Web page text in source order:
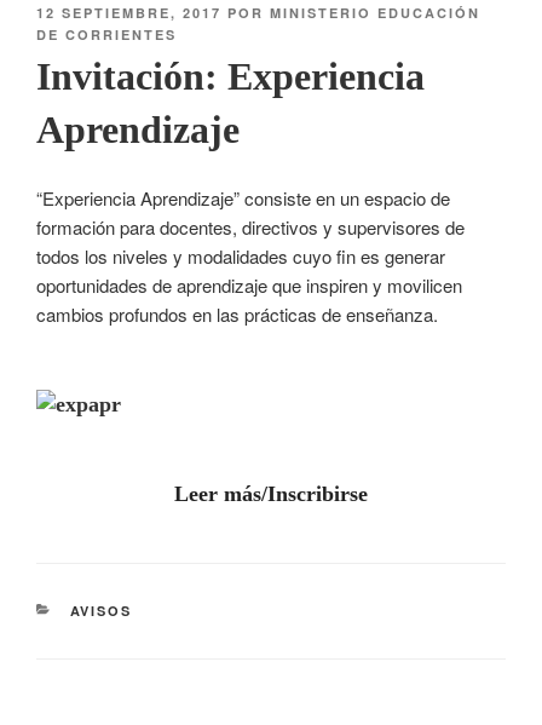
12 SEPTIEMBRE, 2017 POR MINISTERIO EDUCACIÓN
DE CORRIENTES
Invitación: Experiencia
Aprendizaje
“Experiencia Aprendizaje” consiste en un espacio de
formación para docentes, directivos y supervisores de
todos los niveles y modalidades cuyo fin es generar
oportunidades de aprendizaje que inspiren y movilicen
cambios profundos en las prácticas de enseñanza.
Leer más/Inscribirse
AVISOS